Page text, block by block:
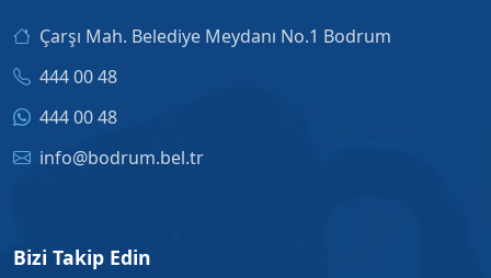
Çarşı Mah. Belediye Meydanı No.1 Bodrum
444 00 48
444 00 48
info@bodrum.bel.tr
Bizi Takip Edin